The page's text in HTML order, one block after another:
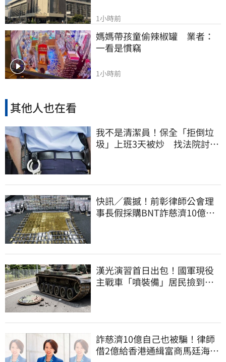
1小時前
媽媽帶孩童偷辣椒罐　業者：
一看是慣竊
1小時前
其他人也在看
我不是清潔員！保全「拒倒垃
圾」上班3天被炒 找法院討公
快訊／震撼！前彰律師公會理
事長假採購BNT詐慈濟10億、
漢光演習首日出包！國軍現役
主戰車「噴裝備」居民撿到零
詐慈濟10億自己也被騙！律師
借2億給香港通緝富商馬廷海建